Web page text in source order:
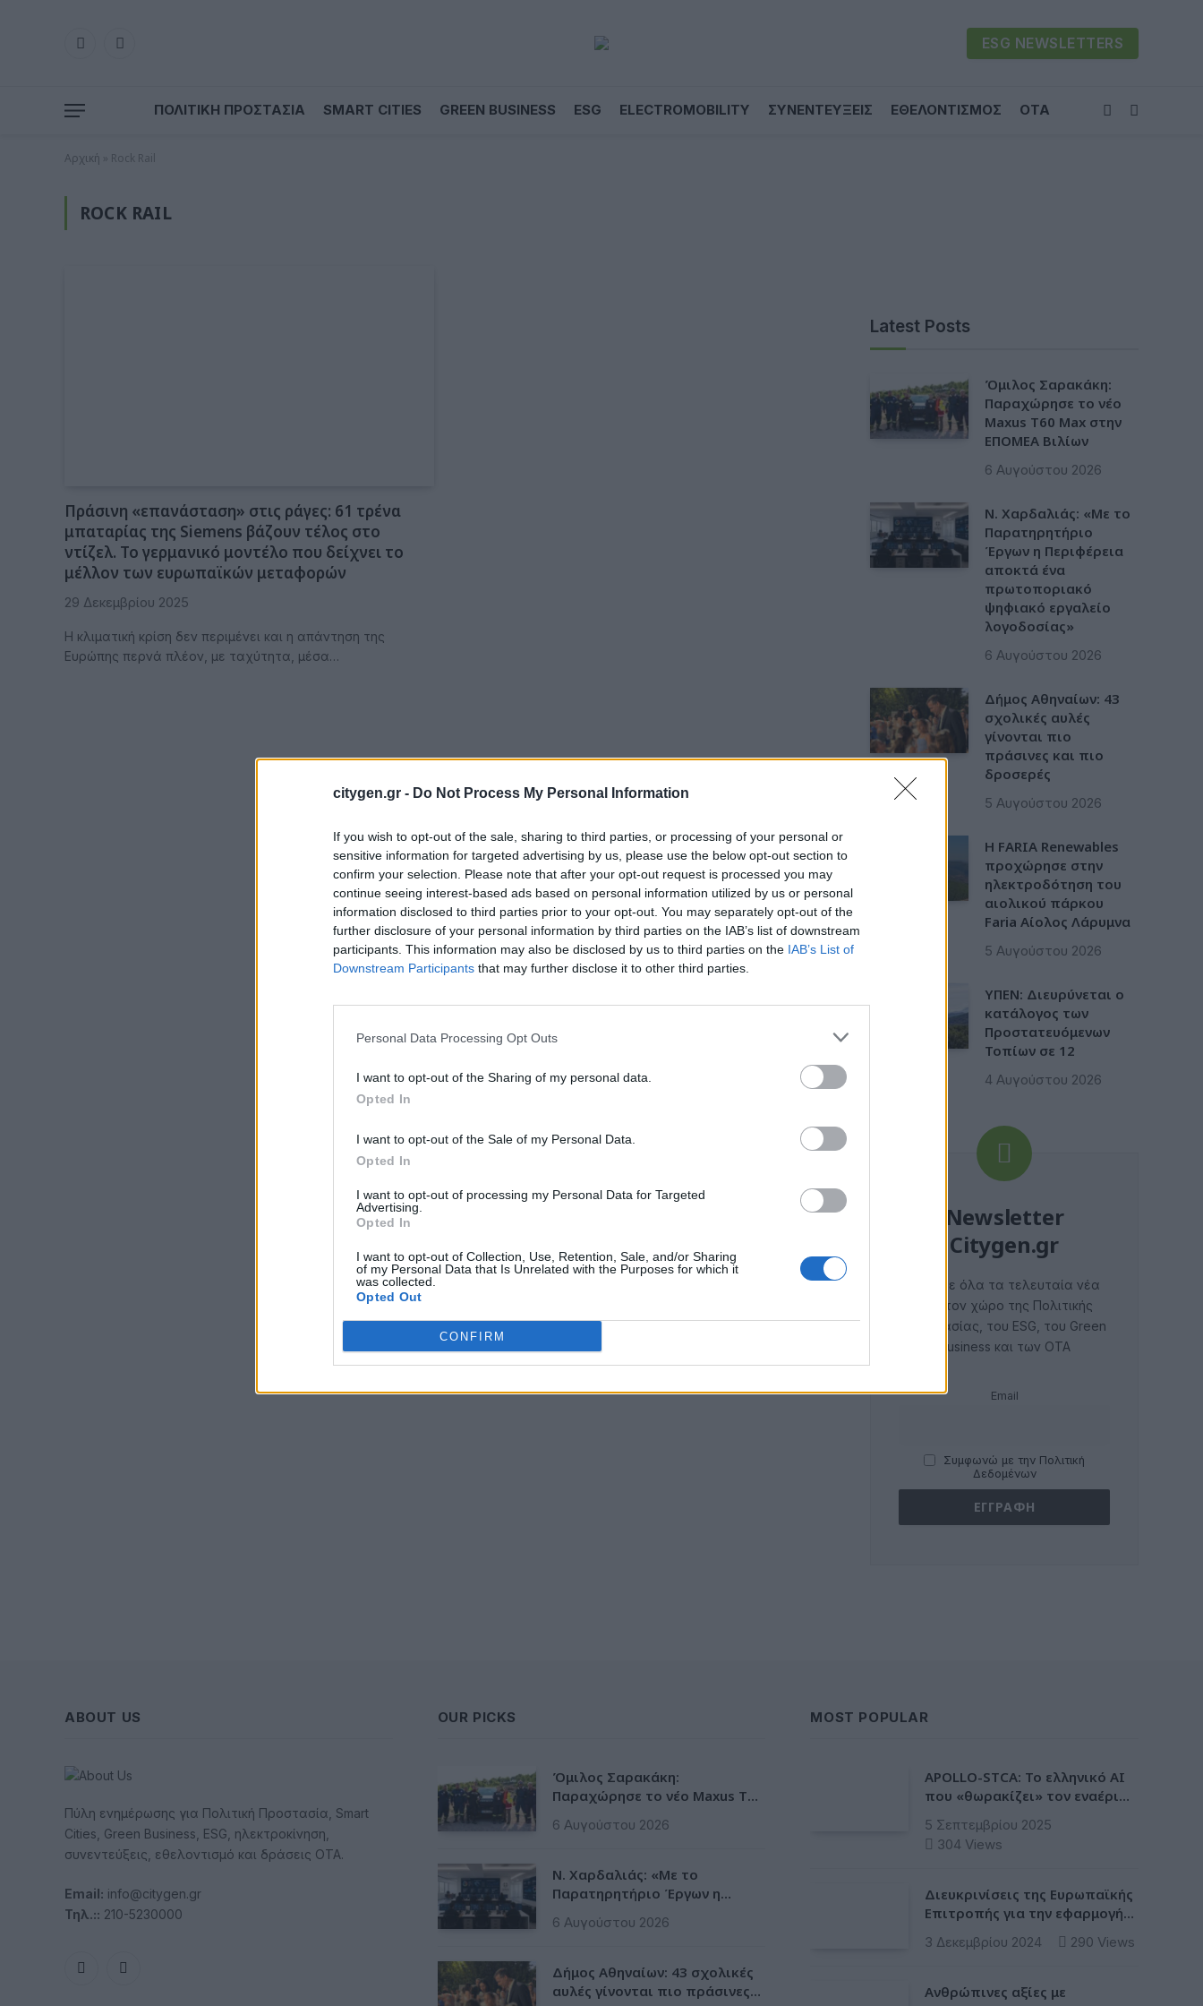
citygen.gr - Do Not Process My Personal Information
If you wish to opt-out of the sale, sharing to third parties, or processing of your personal or
sensitive information for targeted advertising by us, please use the below opt-out section to
confirm your selection. Please note that after your opt-out request is processed you may
continue seeing interest-based ads based on personal information utilized by us or personal
information disclosed to third parties prior to your opt-out. You may separately opt-out of the
further disclosure of your personal information by third parties on the IAB’s list of downstream
participants. This information may also be disclosed by us to third parties on the IAB’s List of
Downstream Participants that may further disclose it to other third parties.
Personal Data Processing Opt Outs
I want to opt-out of the Sharing of my personal data.
Opted In
I want to opt-out of the Sale of my Personal Data.
Opted In
I want to opt-out of processing my Personal Data for Targeted
Advertising.
Opted In
I want to opt-out of Collection, Use, Retention, Sale, and/or Sharing
of my Personal Data that Is Unrelated with the Purposes for which it
was collected.
Opted Out
CONFIRM
FacebookLinkedIn ESG NEWSLETTERS
ΠΟΛΙΤΙΚΗ ΠΡΟΣΤΑΣΙΑ SMART CITIES GREEN BUSINESS ESG ELECTROMOBILITY ΣΥΝΕΝΤΕΥΞΕΙΣ ΕΘΕΛΟΝΤΙΣΜΟΣ ΟΤΑ
Αρχική Rock Rail
ROCK RAIL
Πράσινη «επανάσταση» στις ράγες: 61 τρένα
μπαταρίας της Siemens βάζουν τέλος στο
ντίζελ. Το γερμανικό μοντέλο που δείχνει το
μέλλον των ευρωπαϊκών μεταφορών
29 Δεκεμβρίου 2025
Η κλιματική κρίση δεν περιμένει και η απάντηση της
Ευρώπης περνά πλέον, με ταχύτητα, μέσα…
Latest Posts
Όμιλος Σαρακάκη:
Παραχώρησε το νέο
Maxus T60 Max στην
ΕΠΟΜΕΑ Βιλίων
6 Αυγούστου 2026
Ν. Χαρδαλιάς: «Με το
Παρατηρητήριο
Έργων η Περιφέρεια
αποκτά ένα
πρωτοποριακό
ψηφιακό εργαλείο
λογοδοσίας»
6 Αυγούστου 2026
Δήμος Αθηναίων: 43
σχολικές αυλές
γίνονται πιο
πράσινες και πιο
δροσερές
5 Αυγούστου 2026
Η FARIA Renewables
προχώρησε στην
ηλεκτροδότηση του
αιολικού πάρκου
Faria Αίολος Λάρυμνα
5 Αυγούστου 2026
ΥΠΕΝ: Διευρύνεται ο
κατάλογος των
Προστατευόμενων
Τοπίων σε 12
4 Αυγούστου 2026
Newsletter
Citygen.gr
Λάβετε όλα τα τελευταία νέα
από τον χώρο της Πολιτικής
Προστασίας, του ESG, του Green
Business και των ΟΤΑ
Email
Συμφωνώ με την Πολιτική
Δεδομένων
ABOUT US
Πύλη ενημέρωσης για Πολιτική Προστασία, Smart
Cities, Green Business, ESG, ηλεκτροκίνηση,
συνεντεύξεις, εθελοντισμό και δράσεις ΟΤΑ.
Email: info@citygen.gr
Τηλ.:: 210-5230000
FacebookLinkedIn
OUR PICKS
Όμιλος Σαρακάκη:
Παραχώρησε το νέο Maxus T60
6 Αυγούστου 2026
Ν. Χαρδαλιάς: «Με το
Παρατηρητήριο Έργων η
πρωτοποριακό ψηφιακό
6 Αυγούστου 2026
Δήμος Αθηναίων: 43 σχολικές
αυλές γίνονται πιο πράσινες
MOST POPULAR
APOLLO-STCA: Το ελληνικό AI
που «θωρακίζει» τον εναέριο
ασφάλειας στα αεροδρόμια
5 Σεπτεμβρίου 2025
304 Views
Διευκρινίσεις της Ευρωπαϊκής
Επιτροπής για την εφαρμογή
Ευρωπαϊκή Ενωση
3 Δεκεμβρίου 2024 290 Views
Ανθρώπινες αξίες με